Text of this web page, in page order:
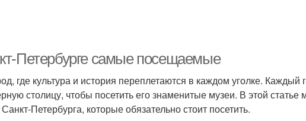
Петербурге самые посещаемые
где культура и история переплетаются в каждом уголке. Каждый
столицу, чтобы посетить его знаменитые музеи. В этой
Петербурга, которые обязательно стоит посетить.